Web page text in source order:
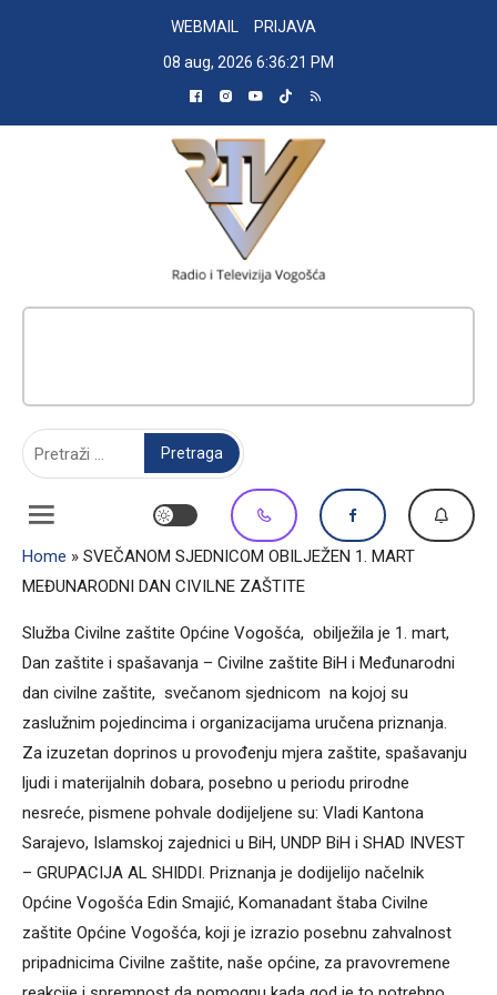
WEBMAIL
PRIJAVA
08 aug, 2026 6:36:21 PM
Home » SVEČANOM SJEDNICOM OBILJEŽEN 1. MART
MEĐUNARODNI DAN CIVILNE ZAŠTITE
Služba Civilne zaštite Općine Vogošća, obilježila je 1. mart,
Dan zaštite i spašavanja – Civilne zaštite BiH i Međunarodni
dan civilne zaštite, svečanom sjednicom na kojoj su
zaslužnim pojedincima i organizacijama uručena priznanja.
Za izuzetan doprinos u provođenju mjera zaštite, spašavanju
ljudi i materijalnih dobara, posebno u periodu prirodne
nesreće, pismene pohvale dodijeljene su: Vladi Kantona
Sarajevo, Islamskoj zajednici u BiH, UNDP BiH i SHAD INVEST
– GRUPACIJA AL SHIDDI. Priznanja je dodijelijo načelnik
Općine Vogošća Edin Smajić, Komanadant štaba Civilne
zaštite Općine Vogošća, koji je izrazio posebnu zahvalnost
pripadnicima Civilne zaštite, naše općine, za pravovremene